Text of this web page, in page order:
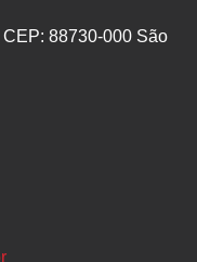
88730-000 São